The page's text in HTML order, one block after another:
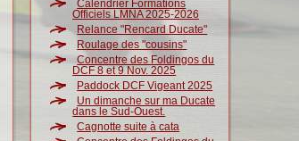
Calendrier Formations
Officiels LMNA 2025-2026
Relance "Rencard Ducate"
Roulage des "cousins"
Concentre des Foldingos du
DCF 8 et 9 Nov. 2025
Paddock DCF Vigeant 2025
Un dimanche sur ma Ducate
dans le Sud-Ouest.
Cagnotte suite à cata